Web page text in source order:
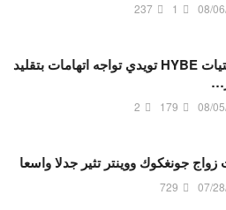
08/
1
237
فرقة فتيات HYBE تويدي تواجه اتهامات بتقليد
08/
179
2
زواج جونغكوك ووينتر تثير جدلا واسعا
07/
729